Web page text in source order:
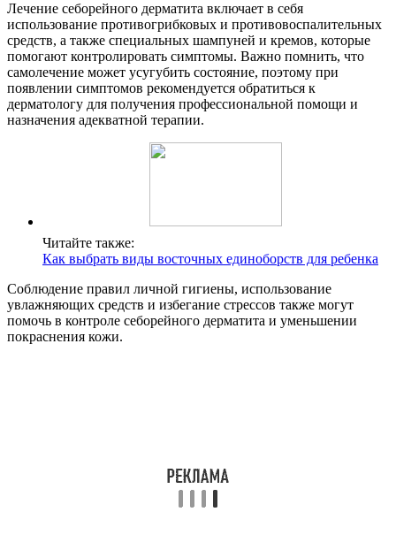
Лечение себорейного дерматита включает в себя
использование противогрибковых и противовоспалительных
средств, а также специальных шампуней и кремов, которые
помогают контролировать симптомы. Важно помнить, что
самолечение может усугубить состояние, поэтому при
появлении симптомов рекомендуется обратиться к
дерматологу для получения профессиональной помощи и
назначения адекватной терапии.
Читайте также:
Как выбрать виды восточных единоборств для ребенка
Соблюдение правил личной гигиены, использование
увлажняющих средств и избегание стрессов также могут
помочь в контроле себорейного дерматита и уменьшении
покраснения кожи.